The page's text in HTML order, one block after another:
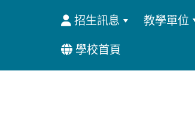
招生訊息 教學單位
學校首頁